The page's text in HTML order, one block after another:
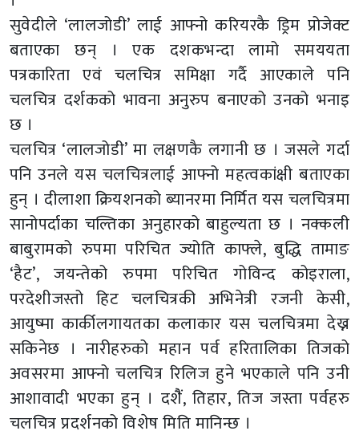
सुवेदीले ‘लालजोडी’ लाई आफ्नो करियरकै ड्रिम प्रोजेक्ट
बताएका छन् । एक दशकभन्दा लामो समययता
पत्रकारिता एवं चलचित्र समिक्षा गर्दै आएकाले पनि
चलचित्र दर्शकको भावना अनुरुप बनाएको उनको भनाइ
छ ।
चलचित्र ‘लालजोडी’ मा लक्षणकै लगानी छ । जसले गर्दा
पनि उनले यस चलचित्रलाई आफ्नो महत्वकांक्षी बताएका
हुन् । दीलाशा क्रियशनको ब्यानरमा निर्मित यस चलचित्रमा
सानोपर्दाका चल्तिका अनुहारको बाहुल्यता छ । नक्कली
बाबुरामको रुपमा परिचित ज्योति काफ्ले, बुद्धि तामाङ
‘हैट’, जयन्तेको रुपमा परिचित गोविन्द कोइराला,
परदेशीजस्तो हिट चलचित्रकी अभिनेत्री रजनी केसी,
आयुष्मा कार्कीलगायतका कलाकार यस चलचित्रमा देख्न
सकिनेछ । नारीहरुको महान पर्व हरितालिका तिजको
अवसरमा आफ्नो चलचित्र रिलिज हुने भएकाले पनि उनी
आशावादी भएका हुन् । दशैैं, तिहार, तिज जस्ता पर्वहरु
चलचित्र प्रदर्शनको विशेष मिति मानिन्छ ।